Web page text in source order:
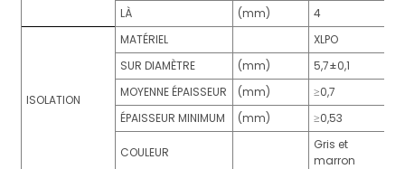
LÀ
(mm) 4
ISOLATION
MATÉRIEL
XLPO
SUR DIAMÈTRE
(mm)
5,7±0,1
MOYENNE ÉPAISSEUR
(mm)
≥0,7
ÉPAISSEUR MINIMUM
(mm) ≥0,53
COULEUR
Gris et
marron